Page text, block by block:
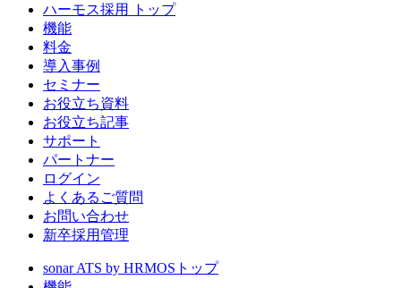
ハーモス採用 トップ
機能
料金
導入事例
セミナー
お役立ち資料
お役立ち記事
サポート
パートナー
ログイン
よくあるご質問
お問い合わせ
新卒採用管理
sonar ATS by HRMOS トップ